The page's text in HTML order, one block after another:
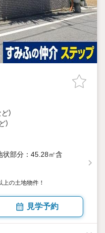
ど）
）
状部分：45.28㎡含
の土地物件！
見学予約